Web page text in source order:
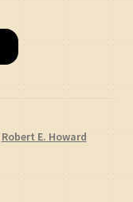
Robert E. Howard